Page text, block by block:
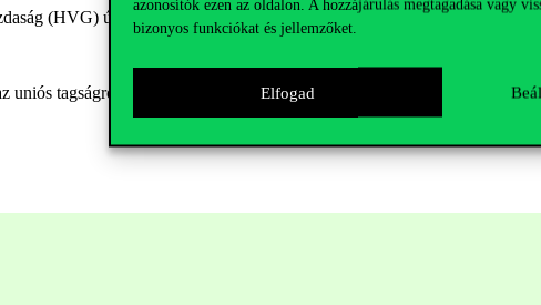
azonosítók ezen az oldalon. A hozzájárulás megtagadása vagy
bizonyos funkciókat és jellemzőket.
Elfogad
(HVG) újságírója
uniós tagságról szóló kiállítás megnyitója követi.